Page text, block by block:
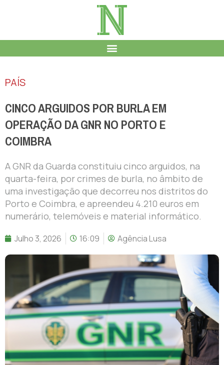
PAÍS
CINCO ARGUIDOS POR BURLA EM
OPERAÇÃO DA GNR NO PORTO E
COIMBRA
A GNR da Guarda constituiu cinco arguidos, na
quarta-feira, por crimes de burla, no âmbito de
uma investigação que decorreu nos distritos do
Porto e Coimbra, e apreendeu 4.210 euros em
numerário, telemóveis e material informático.
Julho 3, 2026 16:09 Agência Lusa